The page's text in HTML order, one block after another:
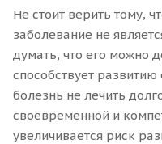
Не стоит верить тому,
заболевание не
думать, что его можно
способствует
болезнь не лечить
своевременной и
увеличивается риск